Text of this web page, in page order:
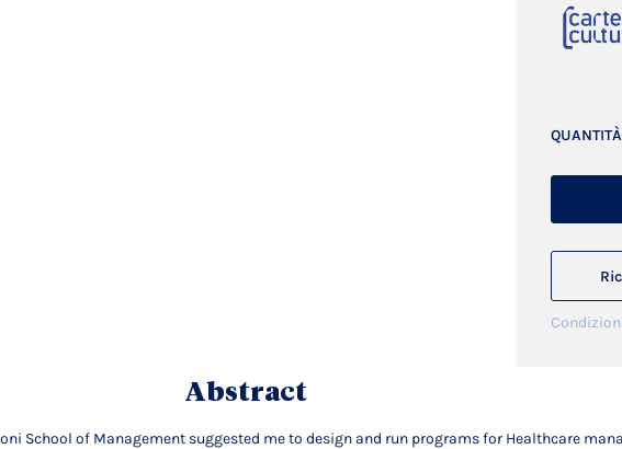
QUANTITÀ
Abstract
School of Management suggested me to design and run programs for Healthcare